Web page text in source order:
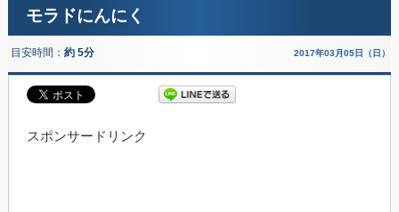
モラドにんにく
目安時間： 約 5分 2017年03月05日（日）
スポンサードリンク